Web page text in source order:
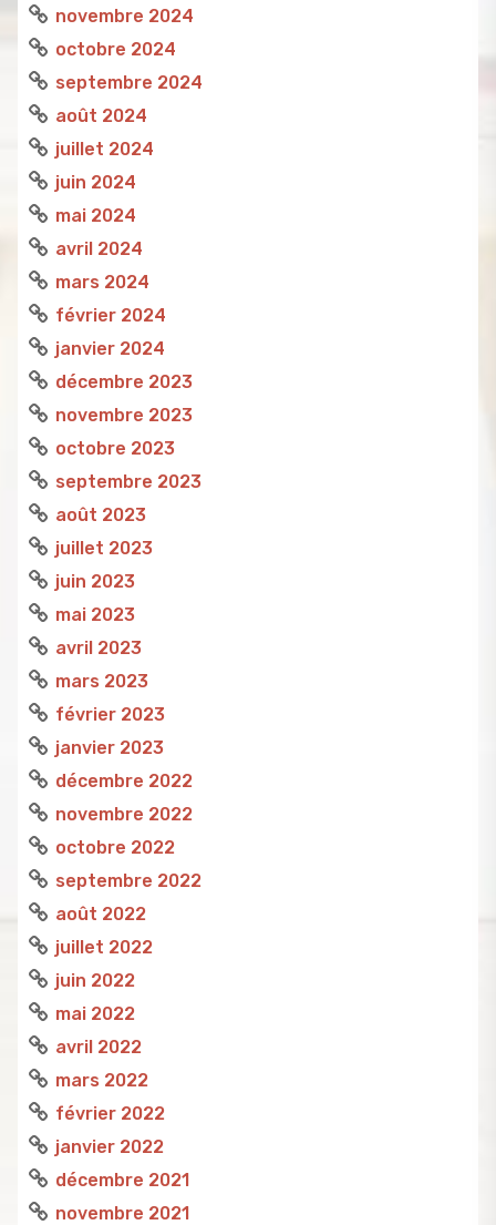
novembre 2024
octobre 2024
septembre 2024
août 2024
juillet 2024
juin 2024
mai 2024
avril 2024
mars 2024
février 2024
janvier 2024
décembre 2023
novembre 2023
octobre 2023
septembre 2023
août 2023
juillet 2023
juin 2023
mai 2023
avril 2023
mars 2023
février 2023
janvier 2023
décembre 2022
novembre 2022
octobre 2022
septembre 2022
août 2022
juillet 2022
juin 2022
mai 2022
avril 2022
mars 2022
février 2022
janvier 2022
décembre 2021
novembre 2021